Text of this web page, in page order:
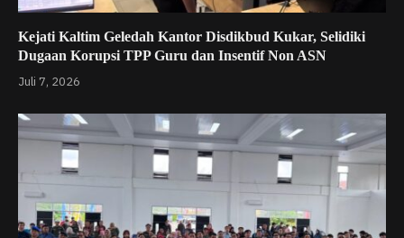
Kejati Kaltim Geledah Kantor Disdikbud Kukar, Selidiki
Dugaan Korupsi TPP Guru dan Insentif Non ASN
Juli 7, 2026